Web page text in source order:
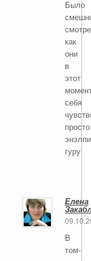
Было
как
они
в
этот
себя
просто
гуру
Елена
В
том-